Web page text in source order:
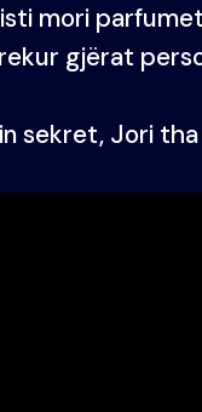
mori
gjërat
sekret, Jori